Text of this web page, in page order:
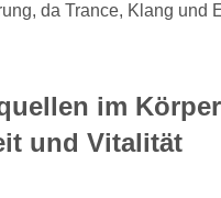
da Trance, Klang und
im
und Vitalität